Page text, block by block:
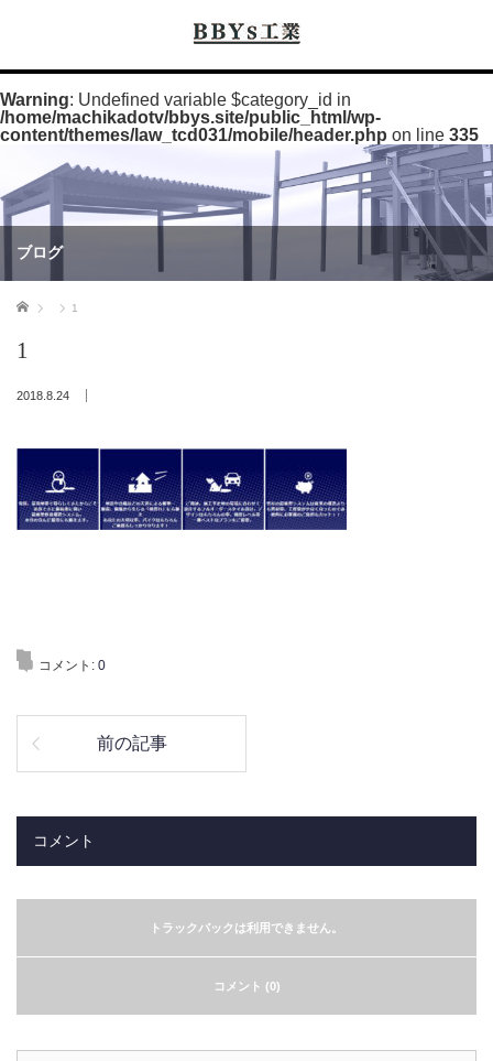
Warning: Undefined variable $category_id in
/home/machikadotv/bbys.site/public_html/wp-
content/themes/law_tcd031/mobile/header.php on line 335
ブログ
ホーム 1
1
2018.8.24
コメント: 0
前の記事
コメント
トラックバックは利用できません。
コメント (0)